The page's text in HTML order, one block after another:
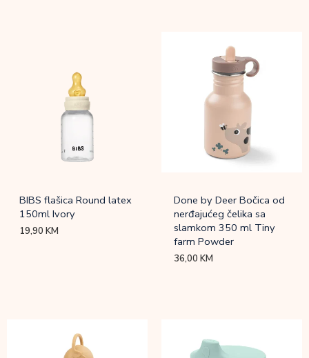
BIBS flašica Round latex
150ml Ivory
19,90KM
Done by Deer Bočica od
nerđajućeg čelika sa
slamkom 350 ml Tiny
farm Powder
36,00KM